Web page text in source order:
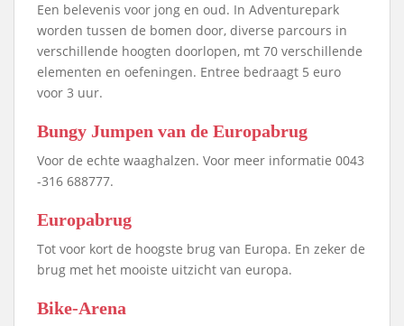
Een belevenis voor jong en oud. In Adventurepark
worden tussen de bomen door, diverse parcours in
verschillende hoogten doorlopen, mt 70 verschillende
elementen en oefeningen. Entree bedraagt 5 euro
voor 3 uur.
Bungy Jumpen van de Europabrug
Voor de echte waaghalzen. Voor meer informatie 0043
-316 688777.
Europabrug
Tot voor kort de hoogste brug van Europa. En zeker de
brug met het mooiste uitzicht van europa.
Bike-Arena